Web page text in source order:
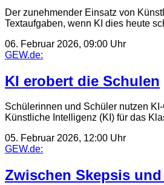
Der zunehmender Einsatz von
Textaufgaben, wenn KI dies heute
06. Februar 2026, 09:00 Uhr
GEW.de:
KI erobert die Schulen
Schülerinnen und Schüler nutzen
Künstliche Intelligenz (KI) für das
05. Februar 2026, 12:00 Uhr
GEW.de:
Zwischen Skepsis